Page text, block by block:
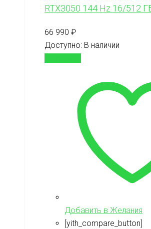
RTX3050 144 Hz 16/512
66 990 ₽
Доступно: В наличии
Добавить в Желания
[yith_compare_button]